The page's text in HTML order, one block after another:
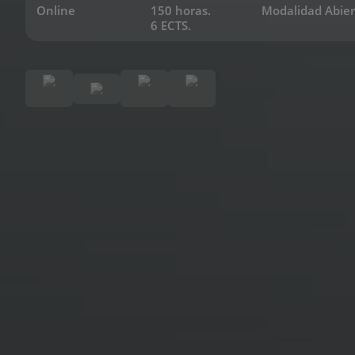
Online
150 horas.
6 ECTS.
Modalidad